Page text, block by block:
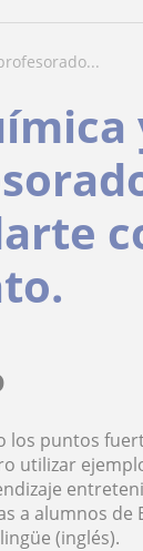
los puntos
utilizar
a alumnos de
(inglés).